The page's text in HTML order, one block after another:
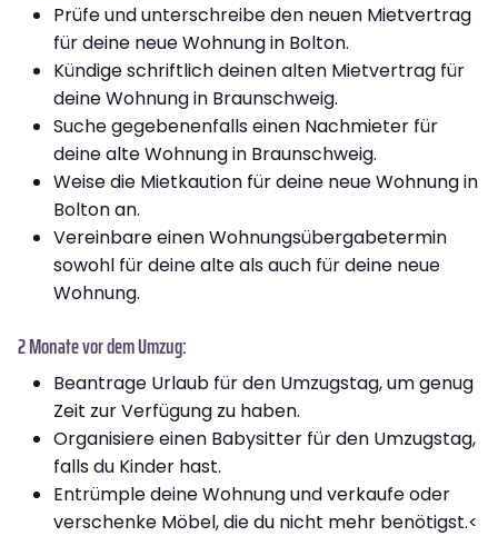
Prüfe und unterschreibe den neuen Mietvertrag
für deine neue Wohnung in Bolton.
Kündige schriftlich deinen alten Mietvertrag für
deine Wohnung in Braunschweig.
Suche gegebenenfalls einen Nachmieter für
deine alte Wohnung in Braunschweig.
Weise die Mietkaution für deine neue Wohnung in
Bolton an.
Vereinbare einen Wohnungsübergabetermin
sowohl für deine alte als auch für deine neue
Wohnung.
2 Monate vor dem Umzug:
Beantrage Urlaub für den Umzugstag, um genug
Zeit zur Verfügung zu haben.
Organisiere einen Babysitter für den Umzugstag,
falls du Kinder hast.
Entrümple deine Wohnung und verkaufe oder
verschenke Möbel, die du nicht mehr benötigst.<